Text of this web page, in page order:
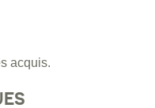
acquis.